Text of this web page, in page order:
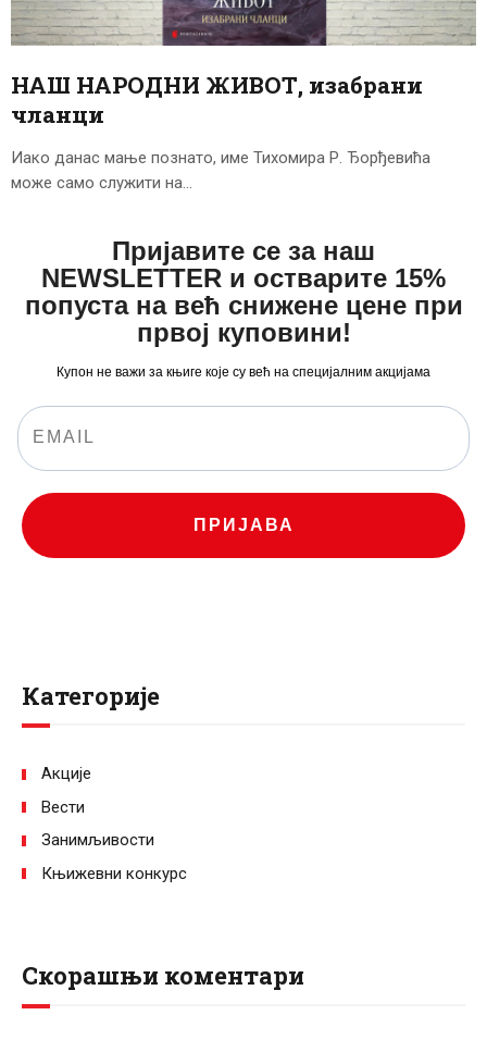
ЦЕНОВНИК
ПИСМО
НАШ НАРОДНИ ЖИВОТ, изабрани
чланци
Иако данас мање познато, име Тихомира Р. Ђорђевића
може само служити на…
Пријавите се за наш
NEWSLETTER и остварите 15%
попуста на већ снижене цене при
првој куповини!
Купон не важи за књиге које су већ на специјалним акцијама
ПРИЈАВА
Категорије
Акције
Вести
Занимљивости
Књижевни конкурс
Скорашњи коментари